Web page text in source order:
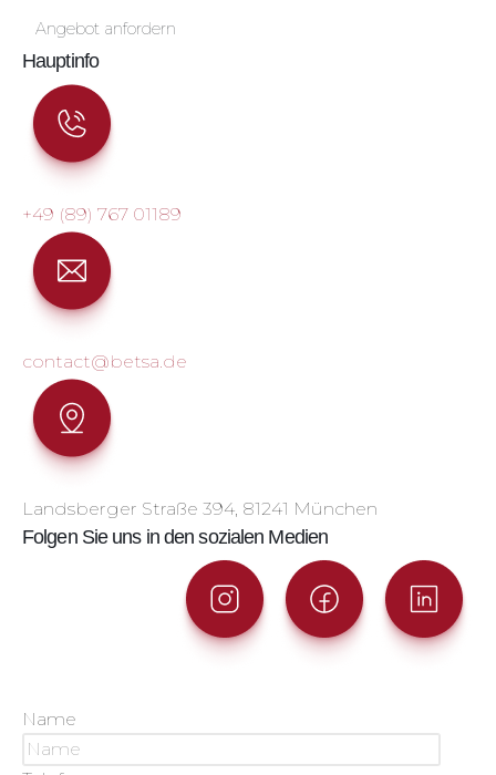
Angebot anfordern
Hauptinfo
+49 (89) 767 01189
contact@betsa.de
Landsberger Straße 394, 81241 München
Folgen Sie uns in den sozialen Medien
Name